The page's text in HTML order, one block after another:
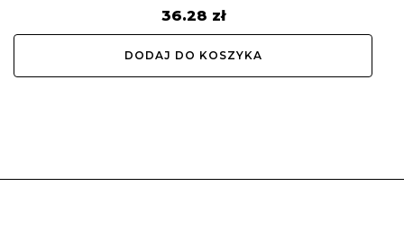
36.28 zł
DODAJ DO KOSZYKA